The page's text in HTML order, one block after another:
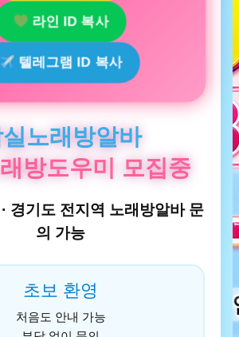
라인 ID 복사
텔레그램 ID 복사
노래방알바
방도우미 모집중
경기도 전지역 노래방알바 문
의 가능
초보 환영
처음도 안내 가능